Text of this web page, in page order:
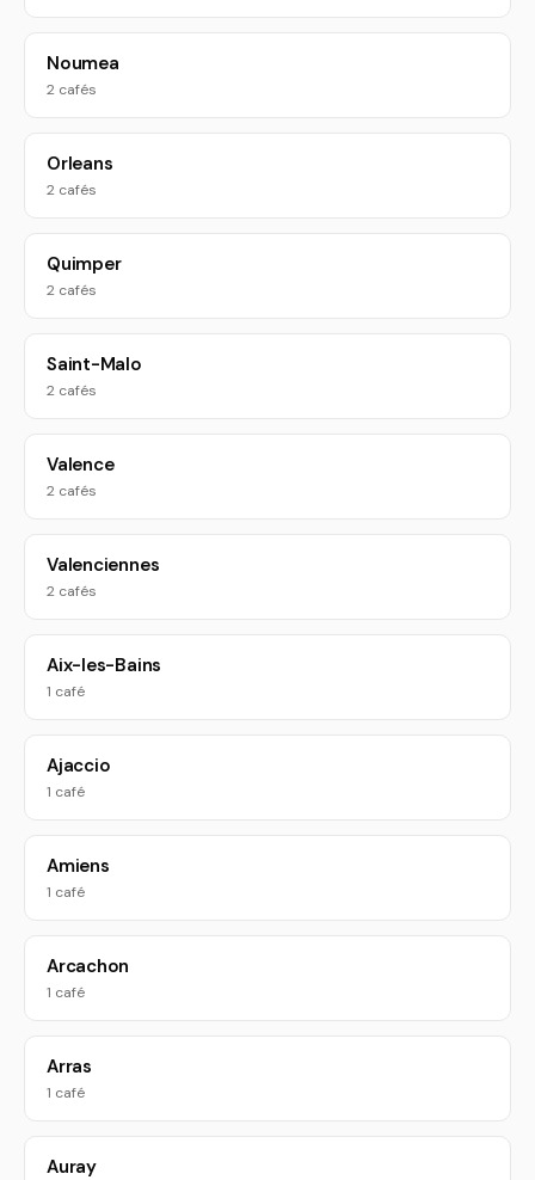
Noumea
2 cafés
Orleans
2 cafés
Quimper
2 cafés
Saint-Malo
2 cafés
Valence
2 cafés
Valenciennes
2 cafés
Aix-les-Bains
1 café
Ajaccio
1 café
Amiens
1 café
Arcachon
1 café
Arras
1 café
Auray